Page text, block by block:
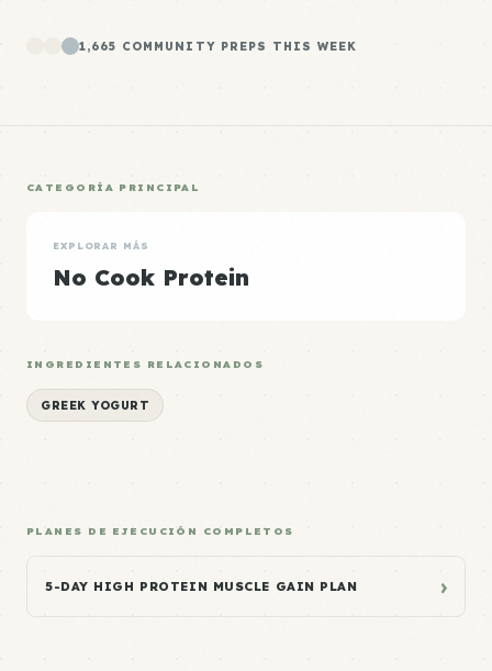
1,665 COMMUNITY PREPS THIS WEEK
CATEGORÍA PRINCIPAL
EXPLORAR MÁS
No Cook Protein
INGREDIENTES RELACIONADOS
GREEK YOGURT
PLANES DE EJECUCIÓN COMPLETOS
5-DAY HIGH PROTEIN MUSCLE GAIN PLAN ›